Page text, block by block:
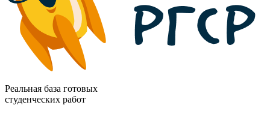
Реальная база готовых
студенческих работ